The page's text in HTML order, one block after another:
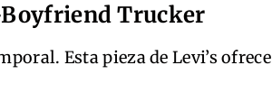
Boyfriend Trucker
Esta pieza de Levi’s ofrece